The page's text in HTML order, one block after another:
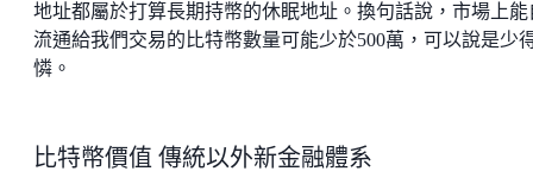
地址都屬於打算長期持幣的休眠地址。換句話說，市場上能
流通給我們交易的比特幣數量可能少於500萬，可以說是少
憐。
比特幣價值 傳統以外新金融體系